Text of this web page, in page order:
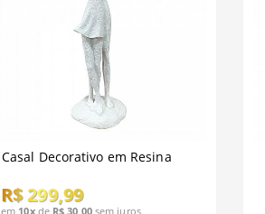
Casal Decorativo em Resina
R$ 299,99
em 10xde R$ 30,00sem juros